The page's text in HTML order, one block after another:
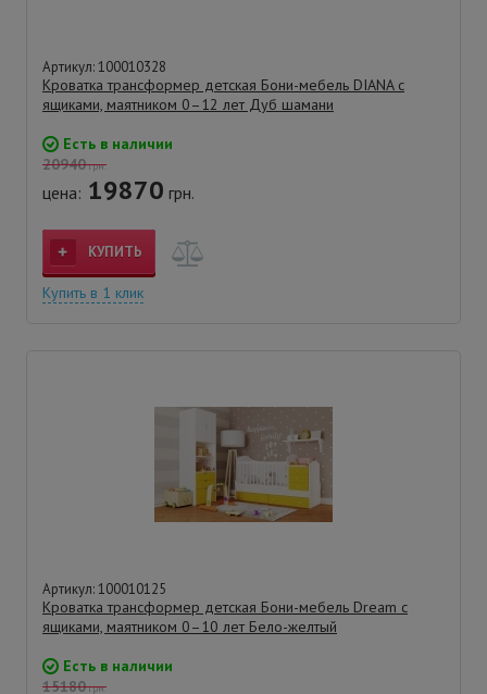
Артикул: 100010328
Кроватка трансформер детская Бони-мебель DIANA с
ящиками, маятником 0–12 лет Дуб шамани
Есть в наличии
20940грн.
цена: 19870 грн.
КУПИТЬ
Купить в 1 клик
Артикул: 100010125
Кроватка трансформер детская Бони-мебель Dream с
ящиками, маятником 0–10 лет Бело-желтый
Есть в наличии
15180грн.